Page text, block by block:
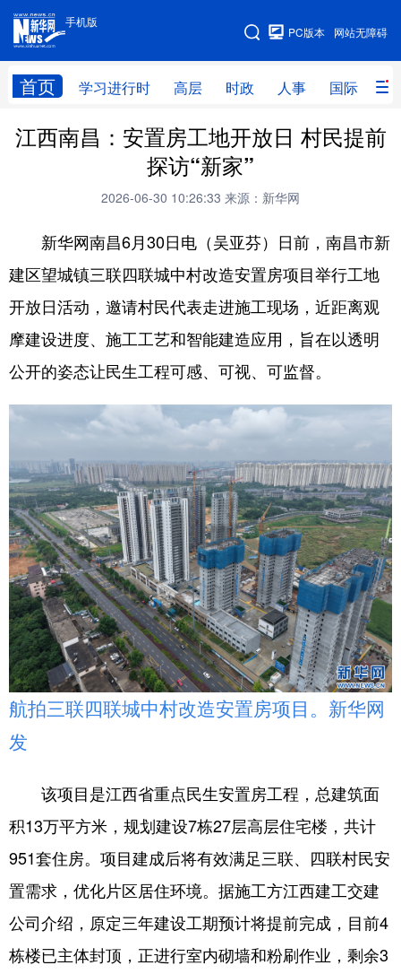
手机版
网站无障碍
PC版本
首页 学习进行时 高层 时政 人事 国际 财
手机版
网站地图
学习进行时 高层 时政 人事
财经 网评
全球连线
科技 科创 量子 体育
文化 书画 健康 军事
法律 中央文件 金融
学术中国 乡村振兴 银龄
城市 旅游 能源 会展
彩票 娱乐 时尚 悦读
公益 一带一路 亚太网 上市公司
文化产业
地方频道
北京 天津 河北 山西
山东 河南 湖南
四川 贵州 云南 西藏
陕西 甘肃 青海 宁夏
新疆 内蒙古 黑龙江
江西南昌：安置房工地开放日 村民提前
探访“新家”
2026-06-30 10:26:33 来源：新华网
新华网南昌6月30日电（吴亚芬）日前，南昌市新
建区望城镇三联四联城中村改造安置房项目举行工地
开放日活动，邀请村民代表走进施工现场，近距离观
摩建设进度、施工工艺和智能建造应用，旨在以透明
公开的姿态让民生工程可感、可视、可监督。
航拍三联四联城中村改造安置房项目。新华网
发
该项目是江西省重点民生安置房工程，总建筑面
积13万平方米，规划建设7栋27层高层住宅楼，共计
951套住房。项目建成后将有效满足三联、四联村民安
置需求，优化片区居住环境。据施工方江西建工交建
公司介绍，原定三年建设工期预计将提前完成，目前4
栋楼已主体封顶，正进行室内砌墙和粉刷作业，剩余3